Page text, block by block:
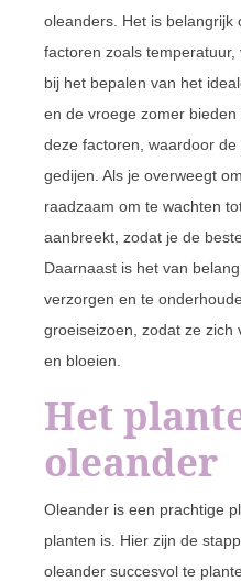
oleanders. Het is
factoren zoals
bij het bepalen van het
en de vroege zomer
deze factoren, waardoor
gedijen. Als je overweegt
raadzaam om te wachten
aanbreekt, zodat je de
Daarnaast is het van
verzorgen en te
groeiseizoen, zodat ze zich
en bloeien.
Het
oleander
Oleander is een prachtige
planten is. Hier zijn de
oleander succesvol te